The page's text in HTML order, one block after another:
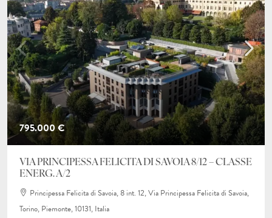
795.000 €
VIA PRINCIPESSA FELICITA DI SAVOIA 8/12 – CLASSE
ENERG. A/2
Principessa Felicita di Savoia, 8 int. 12, Via Principessa Felicita di Savoia,
Torino, Piemonte, 10131, Italia